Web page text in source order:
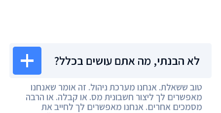
לא הבנתי, מה אתם עושים בכלל?
טוב ששאלת. אנחנו מערכת ניהול. זה אומר שאנחנו
מאפשרים לך ליצור חשבונית מס. או קבלה. או הרבה
מסמכים אחרים. אנחנו מאפשרים לך לחייב את